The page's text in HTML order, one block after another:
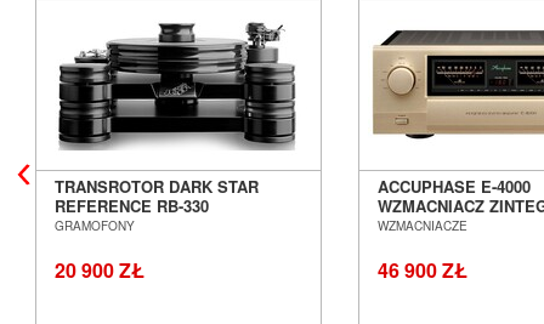
TRANSROTOR DARK STAR
REFERENCE RB-330
GRAMOFON ANALOGOWY
GRAMOFONY
20 900 ZŁ
ACCUPHASE E-4000
WZMACNIACZ
SALON POZNAŃ
WZMACNIACZE
46 900 ZŁ